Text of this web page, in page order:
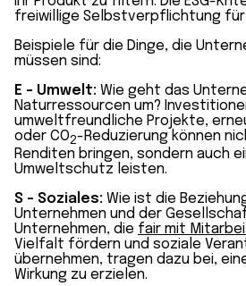
freiwillige Selbstverpflichtung für
Beispiele für die Dinge, die
müssen sind:
E – Umwelt: Wie geht das
Naturressourcen um?
umweltfreundliche Projekte,
oder CO2-Reduzierung können
Renditen bringen, sondern auch
Umweltschutz leisten.
S – Soziales: Wie ist die
Unternehmen und der
Unternehmen, die fair mit
Vielfalt fördern und soziale
übernehmen, tragen dazu bei,
Wirkung zu erzielen.